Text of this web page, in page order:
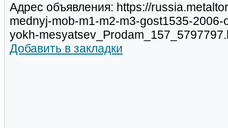
Адрес объявления: https://
mednyj-mob-m1-m2-m3-gost1535-
yokh-
Добавить в закладки